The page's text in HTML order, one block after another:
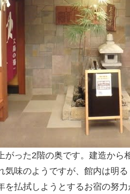
がった2階の奥です。建造から
気味のようですが、館内は明
を払拭しようとするお宿の努